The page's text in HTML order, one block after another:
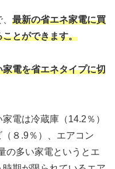
最新の省エネ家電に買
とができます。
電を省エネタイプに切
電は冷蔵庫（14.2％）
８.9％）、エアコン
の多い家電というとエ